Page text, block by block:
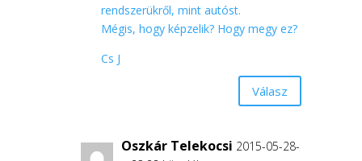
rendszerükről, mint autóst.
Mégis, hogy képzelik? Hogy megy ez?
Cs J
Válasz
Oszkár Telekocsi 2015-05-28-